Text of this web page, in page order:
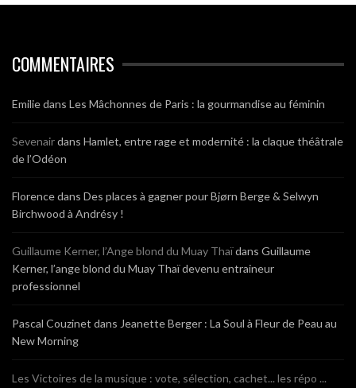
COMMENTAIRES
Emiliedans Les Mâchonnes de Paris : la gourmandise au féminin
Sevenairdans Hamlet, entre rage et modernité : la claque théâtrale
de l’Odéon
Florencedans Des places à gagner pour Bjørn Berge & Selwyn
Birchwood à Andrésy !
Guillaume Kerner, l’Ange blond du Muay Thaïdans Guillaume
Kerner, l’ange blond du Muay Thaï devenu entraineur
professionnel
Pascal Couzinet dans Jeanette Berger : La Soul à Fleur de Peau au
New Morning
Les Victoires de la musique : vote, sélection, cachet... les répo ...